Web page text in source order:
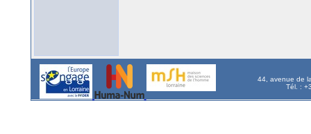
44, avenue de
Tél. :